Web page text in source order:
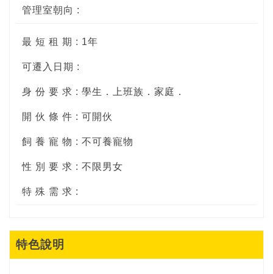
管理室朝向 :
最 短 租 期 : 1年
可遷入日期 :
身 份 要 求 : 學生．上班族．家庭．
開 伙 條 件 : 可開伙
飼 養 寵 物 : 不可養寵物
性 別 要 求 : 不限男女
特 殊 需 求 :
特色說明